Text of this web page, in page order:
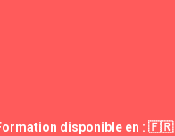
disponible en : 🇫🇷